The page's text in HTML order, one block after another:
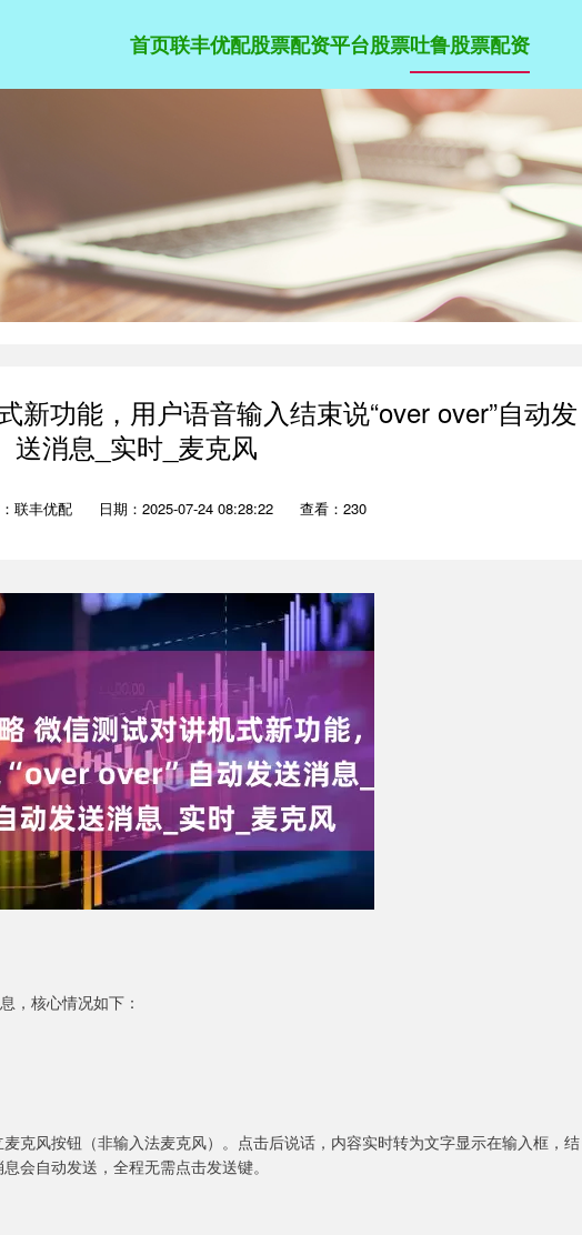
首页联丰优配股票配资平台股票吐鲁股票配资
新功能，用户语音输入结束说“over over”自动发
送消息_实时_麦克风
联丰优配 日期：2025-07-24 08:28:22 查看：230
，核心情况如下：
克风按钮（非输入法麦克风）。点击后说话，内容实时转为文字显示在输入框，结
会自动发送，全程无需点击发送键。